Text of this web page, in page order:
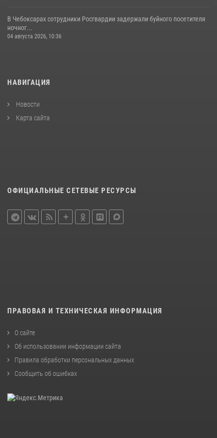
В Чебоксарах сотрудники Росгвардии задержали буйного посетителя
ночног...
04 августа 2026, 10:36
НАВИГАЦИЯ
Новости
Карта сайта
ОФИЦИАЛЬНЫЕ СЕТЕВЫЕ РЕСУРСЫ
ПРАВОВАЯ И ТЕХНИЧЕСКАЯ ИНФОРМАЦИЯ
О сайте
Об использовании информации сайта
Правила обработки персональных данных
Сообщить об ошибках